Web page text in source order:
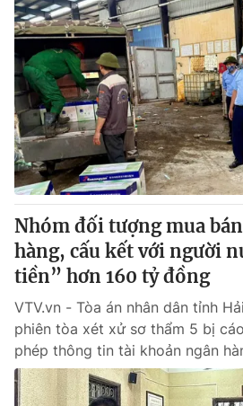
Nhóm đối tượng mua
hàng, cấu kết với người
tiền” hơn 160 tỷ đồng
VTV.vn - Tòa án nhân dân tỉnh
phiên tòa xét xử sơ thẩm 5 bị
phép thông tin tài khoản ngân